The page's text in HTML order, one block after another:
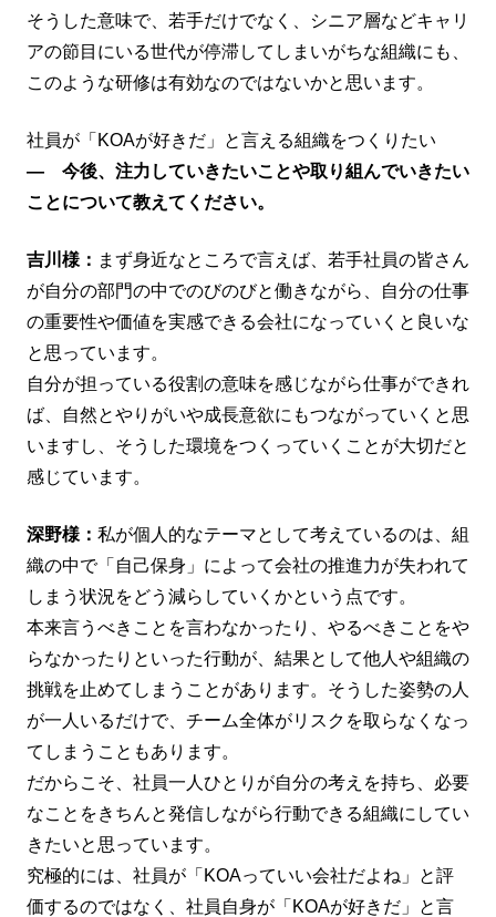
そうした意味で、若手だけでなく、シニア層などキャリ
アの節目にいる世代が停滞してしまいがちな組織にも、
このような研修は有効なのではないかと思います。
社員が「KOAが好きだ」と言える組織をつくりたい
― 今後、注力していきたいことや取り組んでいきたい
ことについて教えてください。
吉川様： まず身近なところで言えば、若手社員の皆さん
が自分の部門の中でのびのびと働きながら、自分の仕事
の重要性や価値を実感できる会社になっていくと良いな
と思っています。
自分が担っている役割の意味を感じながら仕事ができれ
ば、自然とやりがいや成長意欲にもつながっていくと思
いますし、そうした環境をつくっていくことが大切だと
感じています。
深野様： 私が個人的なテーマとして考えているのは、組
織の中で「自己保身」によって会社の推進力が失われて
しまう状況をどう減らしていくかという点です。
本来言うべきことを言わなかったり、やるべきことをや
らなかったりといった行動が、結果として他人や組織の
挑戦を止めてしまうことがあります。そうした姿勢の人
が一人いるだけで、チーム全体がリスクを取らなくなっ
てしまうこともあります。
だからこそ、社員一人ひとりが自分の考えを持ち、必要
なことをきちんと発信しながら行動できる組織にしてい
きたいと思っています。
究極的には、社員が「KOAっていい会社だよね」と評
価するのではなく、社員自身が「KOAが好きだ」と言